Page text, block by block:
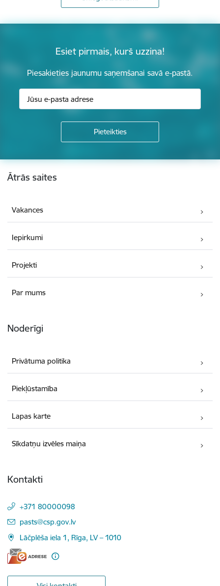
Esiet pirmais, kurš uzzina!
Piesakieties jaunumu saņemšanai savā e-pastā.
Kājene
Ātrās saites
Vakances
Iepirkumi
Projekti
Par mums
Noderīgi
Privātuma politika
Piekļūstamība
Lapas karte
Sīkdatņu izvēles maiņa
Kontakti
+371 80000098
E-pasts:
pasts@csp.gov.lv
Lāčplēša iela 1, Rīga, LV – 1010